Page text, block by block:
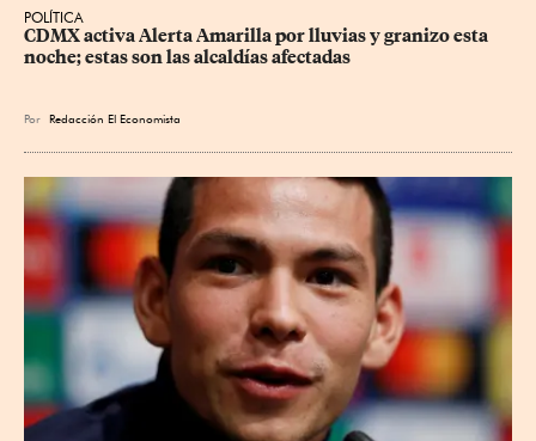
POLÍTICA
CDMX activa Alerta Amarilla por lluvias y granizo esta
noche; estas son las alcaldías afectadas
Por Redacción El Economista